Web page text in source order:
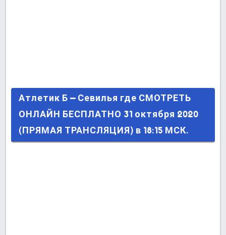
Атлетик Б – Севилья где СМОТРЕТЬ ОНЛАЙН
БЕСПЛАТНО 31 октября 2020 (ПРЯМАЯ
ТРАНСЛЯЦИЯ) в 18:15 МСК.
Атлетик Б – Севилья где СМОТРЕТЬ
ОНЛАЙН БЕСПЛАТНО 31 октября 2020
(ПРЯМАЯ ТРАНСЛЯЦИЯ) в 18:15 МСК.